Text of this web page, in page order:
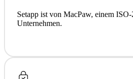
Setapp ist von MacPaw, einem
Unternehmen.